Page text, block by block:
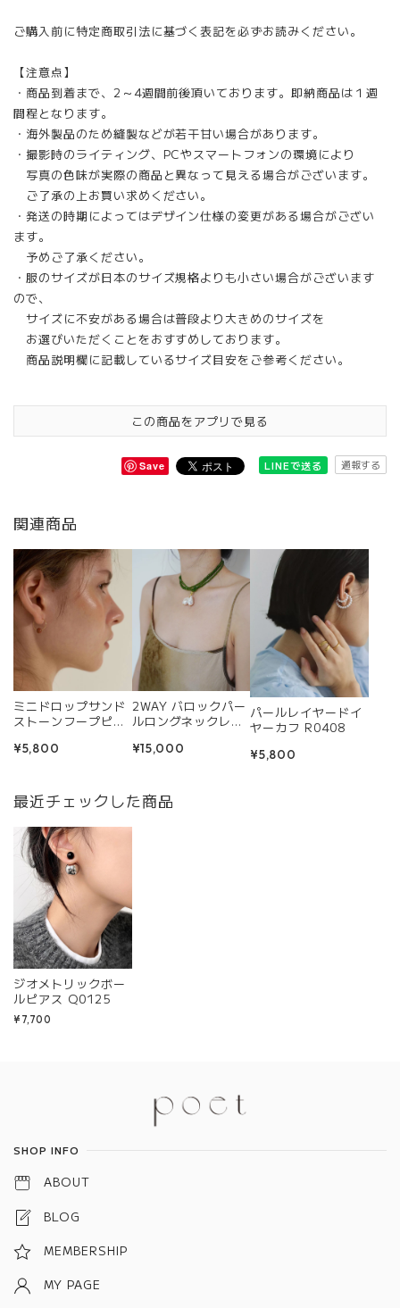
ご購入前に特定商取引法に基づく表記を必ずお読みください。
【注意点】
・商品到着まで、2～4週間前後頂いております。即納商品は１週
間程となります。
・海外製品のため縫製などが若干甘い場合があります。
・撮影時のライティング、PCやスマートフォンの環境により
写真の色味が実際の商品と異なって見える場合がございます。
ご了承の上お買い求めください。
・発送の時期によってはデザイン仕様の変更がある場合がござい
ます。
予めご了承ください。
・服のサイズが日本のサイズ規格よりも小さい場合がございます
ので、
サイズに不安がある場合は普段より大きめのサイズを
お選びいただくことをおすすめしております。
商品説明欄に記載しているサイズ目安をご参考ください。
この商品をアプリで見る
Save LINEで送る 通報する
関連商品
ミニドロップサンド
ストーンフープピア
¥5,800
2WAY バロックパー
ルロングネックレス
¥15,000
パールレイヤードイ
ヤーカフ R0408
¥5,800
最近チェックした商品
ジオメトリックボー
ルピアス Q0125
¥7,700
SHOP INFO
ABOUT
BLOG
MEMBERSHIP
MY PAGE